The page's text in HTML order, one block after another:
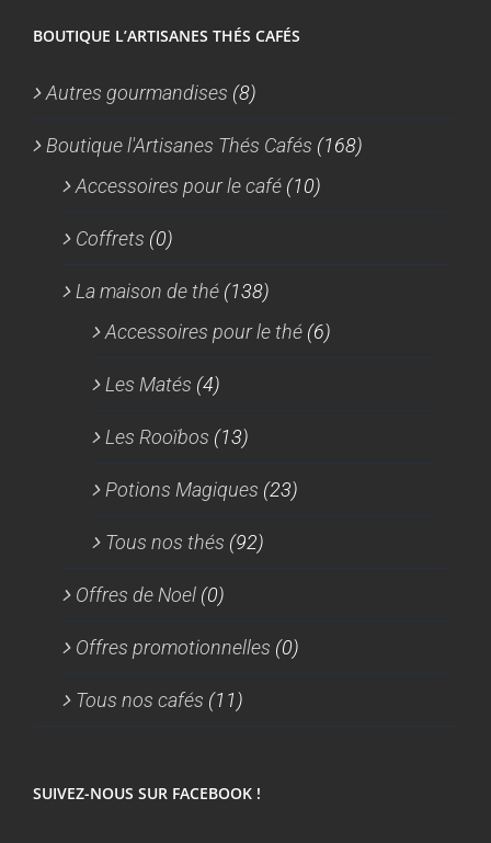
BOUTIQUE L’ARTISANES THÉS CAFÉS
Autres gourmandises (8)
Boutique l'Artisanes Thés Cafés (168)
Accessoires pour le café (10)
Coffrets (0)
La maison de thé (138)
Accessoires pour le thé (6)
Les Matés (4)
Les Rooïbos (13)
Potions Magiques (23)
Tous nos thés (92)
Offres de Noel (0)
Offres promotionnelles (0)
Tous nos cafés (11)
SUIVEZ-NOUS SUR FACEBOOK !